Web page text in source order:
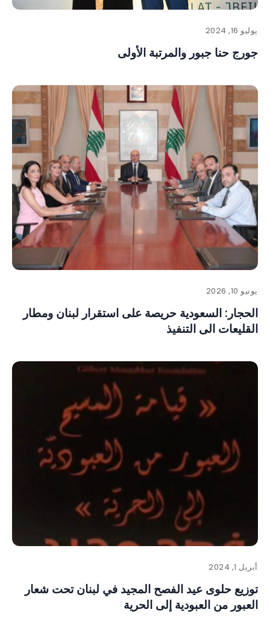
يوليو 16, 2024
جورج حنا جبور والمرتبة الأولى
يونيو 10, 2026
الحجار: السعودية حريصة على استقرار لبنان ومطار
القليعات الى التنفيذ
أبريل 1, 2024
توزيع حلوى عيد الفصح المجيد في لبنان تحت شعار
العبور من العبودية إلى الحرية